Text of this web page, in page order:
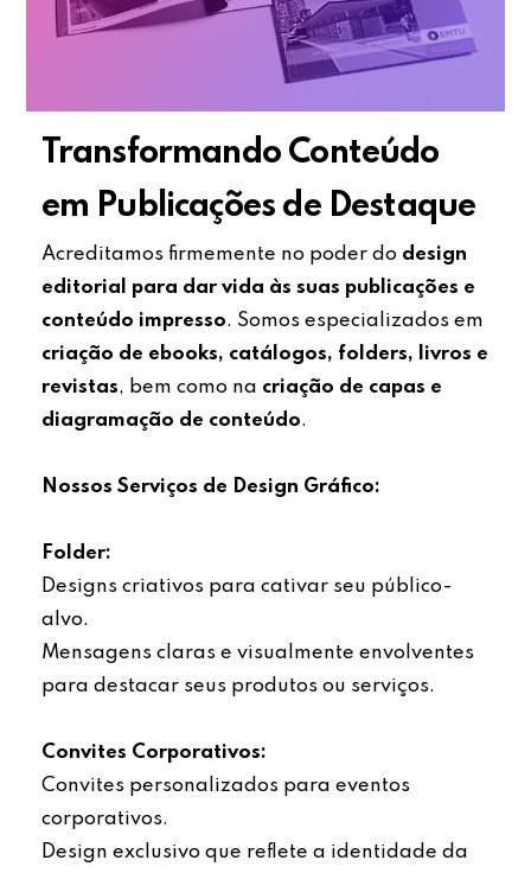
Transformando Conteúdo
em Publicações de Destaque
Acreditamos firmemente no poder do design
editorial para dar vida às suas publicações e
conteúdo impresso. Somos especializados em
criação de ebooks, catálogos, folders, livros e
revistas, bem como na criação de capas e
diagramação de conteúdo.
Nossos Serviços de Design Gráfico:
Folder:
Designs criativos para cativar seu público-
alvo.
Mensagens claras e visualmente envolventes
para destacar seus produtos ou serviços.
Convites Corporativos:
Convites personalizados para eventos
corporativos.
Design exclusivo que reflete a identidade da